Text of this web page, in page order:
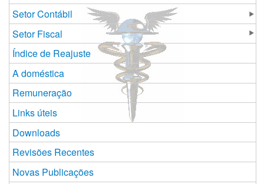
Setor Contábil
Setor Fiscal
Índice de Reajuste
A doméstica
Remuneração
Links úteis
Downloads
Revisões Recentes
Novas Publicações